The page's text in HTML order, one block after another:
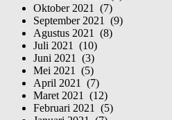
Oktober 2021 (7)
September 2021 (9)
Agustus 2021 (8)
Juli 2021 (10)
Juni 2021 (3)
Mei 2021 (5)
April 2021 (7)
Maret 2021 (12)
Februari 2021 (5)